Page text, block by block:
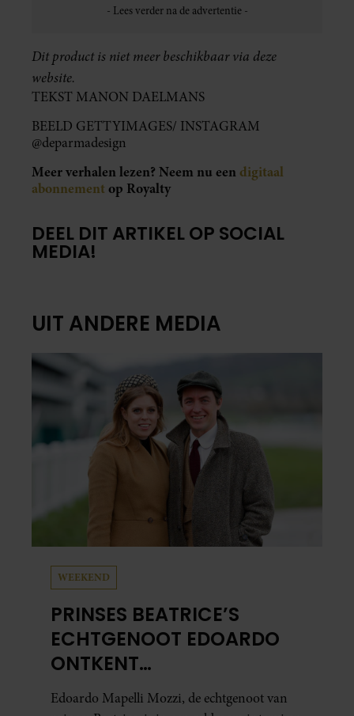
Dit product is niet meer beschikbaar via deze
website.
TEKST MANON DAELMANS
BEELD GETTYIMAGES/ INSTAGRAM
@deparmadesign
Meer verhalen lezen? Neem nu een digitaal
abonnement op Royalty
DEEL DIT ARTIKEL OP SOCIAL
MEDIA!
UIT ANDERE MEDIA
WEEKEND
PRINSES BEATRICE’S
ECHTGENOOT EDOARDO
ONTKENT
HUWELIJKSPROBLEMEN
Edoardo Mapelli Mozzi, de echtgenoot van